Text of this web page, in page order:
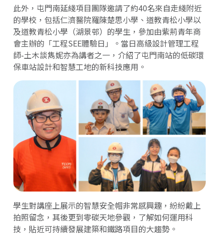
此外，屯門南延綫項目團隊邀請了約40名來自走綫附近
的學校，包括仁濟醫院羅陳楚思小學、道教青松小學以
及道教青松小學（湖景邨）的學生，參加由紫荊青年商
會主辦的「工程SEE體驗日」。當日高級設計管理工程
師-土木談雋妮亦為講者之一，介紹了屯門南站的低碳環
保車站設計和智慧工地的新科技應用。
學生對講座上展示的智慧安全帽非常感興趣，紛紛戴上
拍照留念，其後更到零碳天地參觀，了解如何運用科
技，貼近可持續發展建築和鐵路項目的大趨勢。